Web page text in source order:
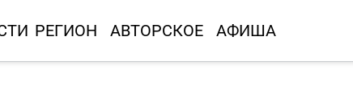
РЕГИОН АВТОРСКОЕ АФИША